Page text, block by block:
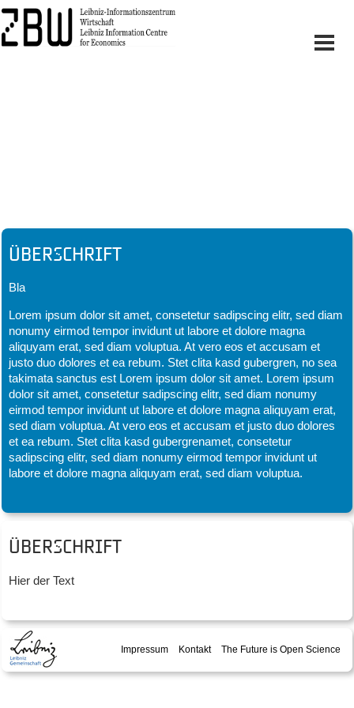
Überschrift
Bla
Lorem ipsum dolor sit amet, consetetur sadipscing elitr, sed diam
nonumy eirmod tempor invidunt ut labore et dolore magna
aliquyam erat, sed diam voluptua. At vero eos et accusam et
justo duo dolores et ea rebum. Stet clita kasd gubergren, no sea
takimata sanctus est Lorem ipsum dolor sit amet. Lorem ipsum
dolor sit amet, consetetur sadipscing elitr, sed diam nonumy
eirmod tempor invidunt ut labore et dolore magna aliquyam erat,
sed diam voluptua. At vero eos et accusam et justo duo dolores
et ea rebum. Stet clita kasd gubergrenamet, consetetur
sadipscing elitr, sed diam nonumy eirmod tempor invidunt ut
labore et dolore magna aliquyam erat, sed diam voluptua.
Überschrift
Hier der Text
Impressum Kontakt The Future is Open Science